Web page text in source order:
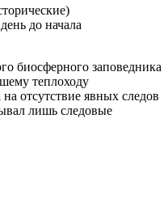
до начала
биосферного заповедника
теплоходу
отсутствие явных следов
лишь следовые